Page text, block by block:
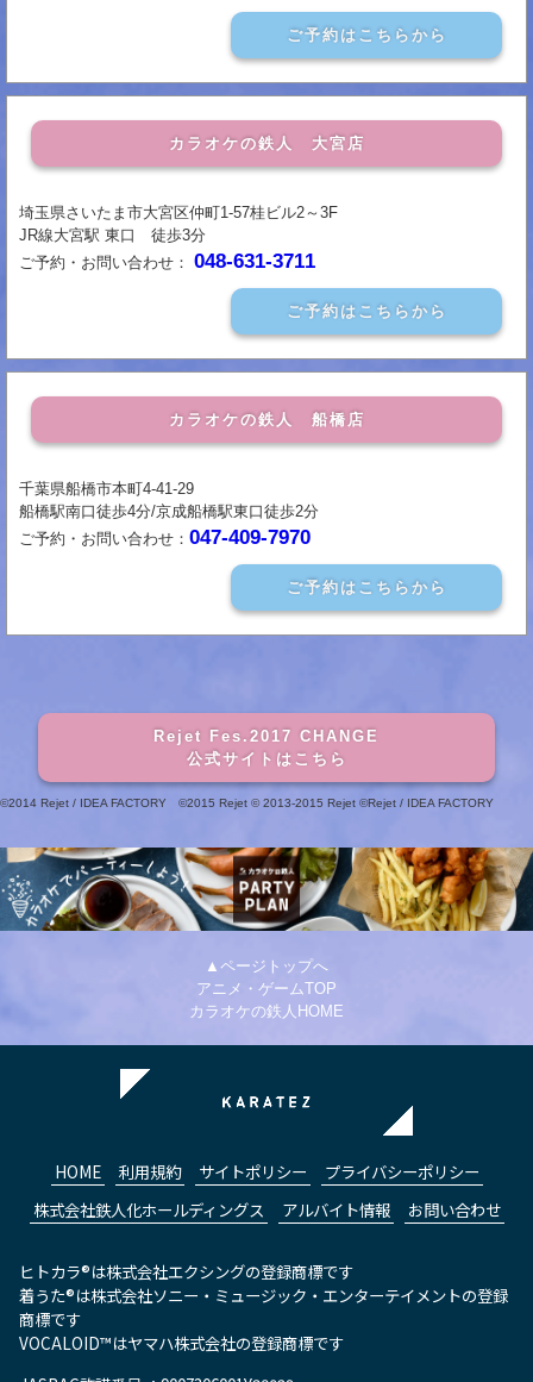
ご予約はこちらから
カラオケの鉄人 大宮店
埼玉県さいたま市大宮区仲町1-57桂ビル2～3F
JR線大宮駅 東口 徒歩3分
ご予約・お問い合わせ： 048-631-3711
ご予約はこちらから
カラオケの鉄人 船橋店
千葉県船橋市本町4-41-29
船橋駅南口徒歩4分/京成船橋駅東口徒歩2分
ご予約・お問い合わせ： 047-409-7970
ご予約はこちらから
Rejet Fes.2017 CHANGE
公式サイトはこちら
©2014 Rejet / IDEA FACTORY ©2015 Rejet © 2013-2015 Rejet ©Rejet / IDEA FACTORY
▲ページトップへ
アニメ・ゲームTOP
カラオケの鉄人HOME
HOME 利用規約 サイトポリシー
プライバシーポリシー
株式会社鉄人化ホールディングス
アルバイト情報 お問い合わせ
ヒトカラ®は株式会社エクシングの登録商標です
着うた®は株式会社ソニー・ミュージック・エンターテイメントの登録
商標です
VOCALOID™はヤマハ株式会社の登録商標です